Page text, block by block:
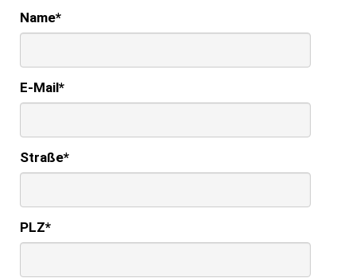
Name*
E-Mail*
Straße*
PLZ*